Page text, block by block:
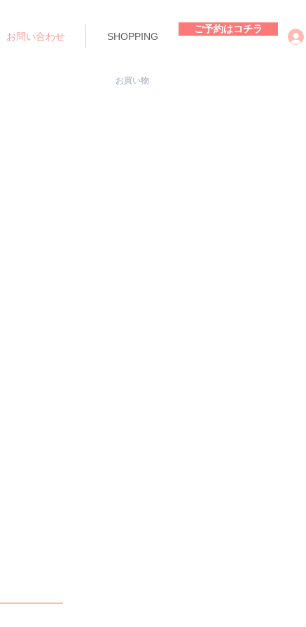
お問い合わせ SHOPPING
ご予約はコチラ
お買い物